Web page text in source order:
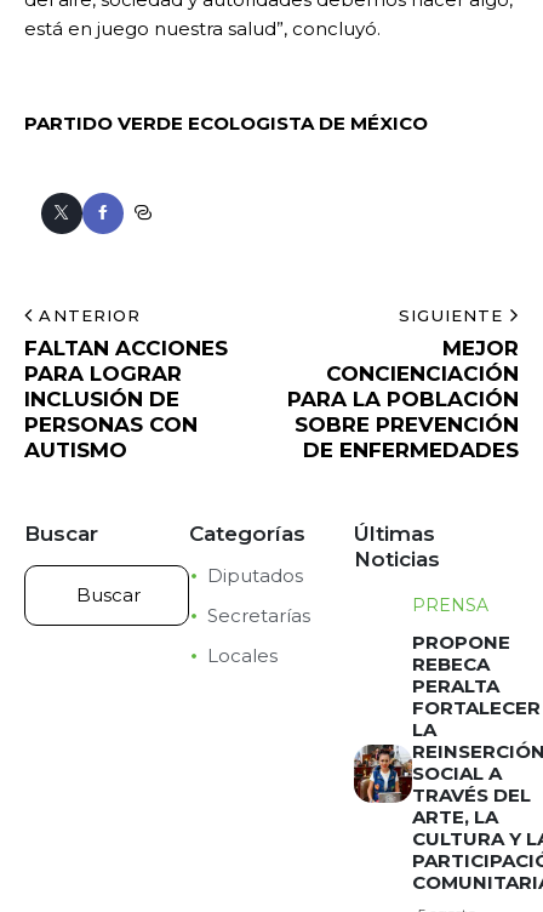
está en juego nuestra salud”, concluyó.
PARTIDO VERDE ECOLOGISTA DE MÉXICO
ANTERIOR
FALTAN ACCIONES
PARA LOGRAR
INCLUSIÓN DE
PERSONAS CON
AUTISMO
SIGUIENTE
MEJOR
CONCIENCIACIÓN
PARA LA POBLACIÓN
SOBRE PREVENCIÓN
DE ENFERMEDADES
Buscar Categorías
Diputados
Secretarías
Locales
Últimas
Noticias
PRENSA
PROPONE
REBECA
PERALTA
FORTALECER
LA
SOCIAL A
TRAVÉS DEL
ARTE, LA
CULTURA Y